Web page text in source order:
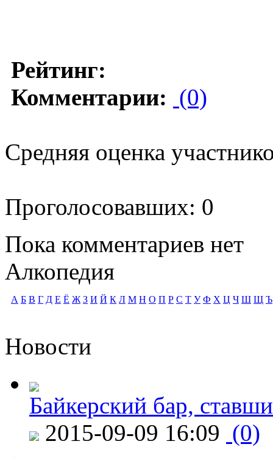
Рейтинг:
Комментарии: (0)
Средняя оценка
Проголосовавших: 0
Пока комментариев нет
Алкопедия
А Б В Г Д Е Ё Ж З И Й К Л М Н О П Р С Т У Ф Х Ц Ч Ш Щ Ъ
Новости
Байкерский бар,
2015-09-09 16:09 (0)